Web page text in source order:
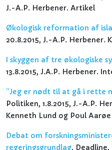
J.-A.P. Herbener. Artikel
Økologisk reformation af
20.8.2015, J.-A.P. Herbener.
I skyggen af tre økologiske
13.8.2015, J.A.P. Herbener.
”Jeg er nødt til at gå i rette
Politiken, 1.8.2015, J.-A.P.
Kenneth Lund og Poul Aarøe
Debat om
regeringsgrundlag, Deadline,